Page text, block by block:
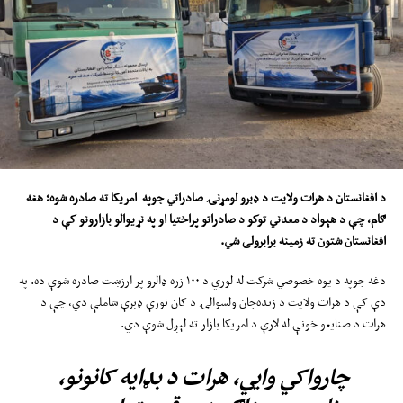
د افغانستان دهرات ولایت دډبرو لومړنۍ صادراتي جوپه امریکا تهصادرهشوه؛ هغه
ګام،چې د هېواد د معدني توکو د صادراتو پراختیا او په نړیوالو بازارونو کې د
افغانستانشتون تهزمینه برابرولی شي.
دغه جوپه د یوه خصوصي شرکت له لوري د ۱۰۰ زره ډالرو پر ارزښت صادره شوې ده. په
دې کې د هرات ولایت د زنده‌جان ولسوالۍ د کان تورې ډبرې شاملې دي، چې د
هرات د صنایعو خونې له لارې د امریکا بازار ته لېږل شوې دي.
چارواکي وايي، هرات د بډایه کانونو،